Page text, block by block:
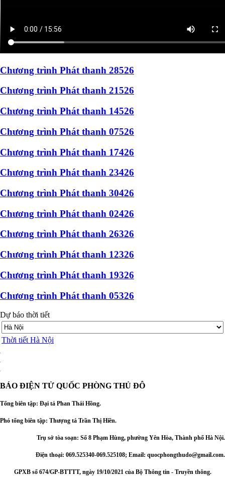
Chương trình Phát thanh 28526
Chương trình Phát thanh 21526
Chương trình Phát thanh 14526
Chương trình Phát thanh 07526
Chương trình Phát thanh 17426
Chương trình Phát thanh 23426
Chương trình Phát thanh 30426
Chương trình Phát thanh 02426
Chương trình Phát thanh 26326
Chương trình Phát thanh 12326
Chương trình Phát thanh 19326
Chương trình Phát thanh 05326
Dự báo thời tiết
Thời tiết Hà Nội
BÁO ĐIỆN TỬ QUỐC PHÒNG THỦ ĐÔ
Tổng biên tập: Đại tá Phan Thái Hồng.
Phó tổng biên tập: Thượng tá Trần Thị Hiền.
Trụ sở tòa soạn: Số 8 Phạm Hùng, phường Yên Hòa, Thành phố Hà Nội.
Điện thoại: 069.525340-069.525108; Email: quocphongthudo@gmail.com.
GPXB số 674/GP-BTTTT, ngày 19/10/2021 của Bộ Thông tin - Truyền thông.